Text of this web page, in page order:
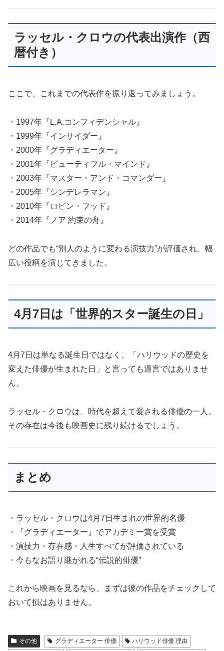
ラッセル・クロウの代表出演作（西
暦付き）
ここで、これまでの代表作を振り返ってみましょう。
・1997年『L.A.コンフィデンシャル』
・1999年『インサイダー』
・2000年『グラディエーター』
・2001年『ビューティフル・マインド』
・2003年『マスター・アンド・コマンダー』
・2005年『シンデレラマン』
・2010年『ロビン・フッド』
・2014年『ノア 約束の舟』
どの作品でも“別人のように変わる演技力”が評価され、幅
広い役柄を演じてきました。
4月7日は「世界的スター誕生の日」
4月7日は単なる誕生日ではなく、「ハリウッドの歴史を
変えた俳優が生まれた日」と言っても過言ではありませ
ん。
ラッセル・クロウは、時代を超えて愛される俳優の一人。
その存在は今後も映画史に残り続けるでしょう。
まとめ
・ラッセル・クロウは4月7日生まれの世界的名優
・『グラディエーター』でアカデミー賞を受賞
・演技力・存在感・人生すべてが評価されている
・今もなお語り継がれる“伝説的俳優”
これから映画を見るなら、まずは彼の作品をチェックして
おいて損はありません。
その他 グラディエーター 俳優
ハリウッド俳優 理由